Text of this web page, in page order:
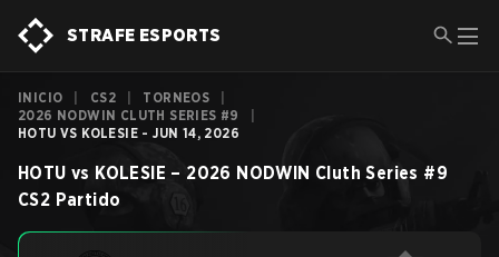
STRAFE ESPORTS
INICIO CS2 TORNEOS
2026 NODWIN CLUTH SERIES #9
HOTU VS KOLESIE - JUN 14, 2026
HOTU vs KOLESIE – 2026 NODWIN Cluth Series #9
CS2 Partido